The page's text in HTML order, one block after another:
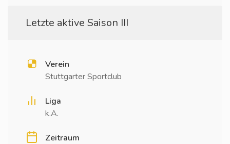
Letzte aktive Saison III
Verein
Stuttgarter Sportclub
Liga
k.A.
Zeitraum